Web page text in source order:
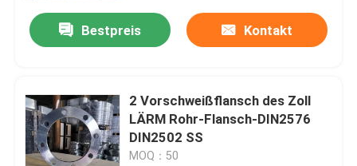
Bestpreis Kontakt
2 Vorschweißflansch des Zoll
LÄRM Rohr-Flansch-DIN2576
DIN2502 SS
MOQ：50